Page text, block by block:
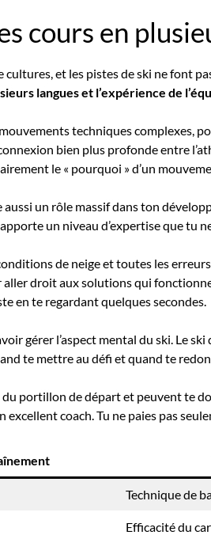
cours en
cultures, et les pistes de ski ne font
langues et l’expérience de
techniques complexes,
bien plus profonde entre
le « pourquoi » d’un
aussi un rôle massif dans ton
un niveau d’expertise que tu
de neige et toutes les
droit aux solutions qui
en te regardant quelques secondes.
gérer l’aspect mental du ski. Le
te mettre au défi et quand te
portillon de départ et peuvent te
excellent coach. Tu ne paies pas
Technique de
Efficacité du